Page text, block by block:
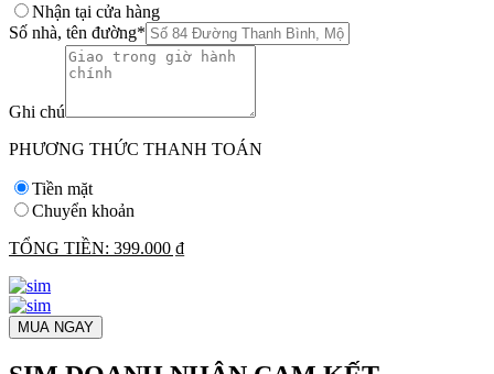
Nhận tại cửa hàng
Số nhà, tên đường*
Ghi chú
PHƯƠNG THỨC THANH TOÁN
Tiền mặt
Chuyển khoản
TỔNG TIỀN: 399.000 ₫
MUA NGAY